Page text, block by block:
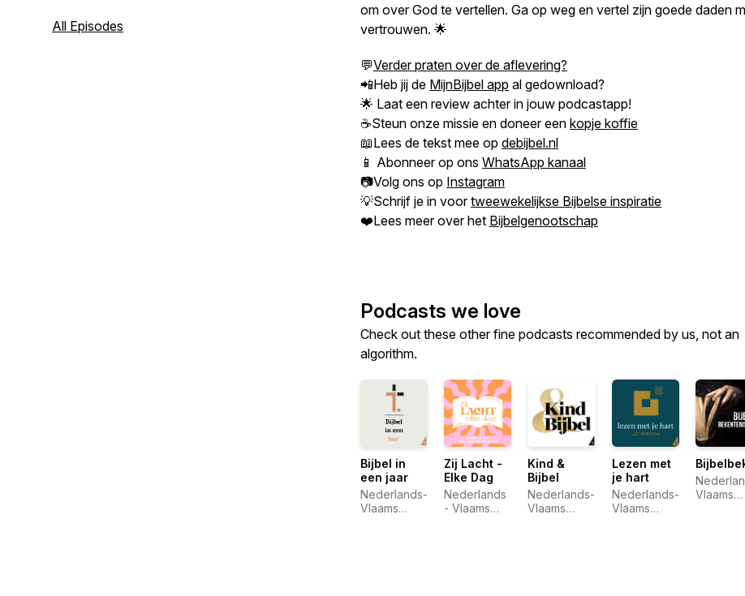
de Bijbel echt dichtbij!
All Episodes
om over God te vertellen. Ga op weg en vertel zijn goede daden
vertrouwen. 🌟
💬Verder praten over de aflevering?
📲Heb jij de MijnBijbel app al gedownload?
🌟 Laat een review achter in jouw podcastapp!
☕Steun onze missie en doneer een kopje koffie
📖Lees de tekst mee op debijbel.nl
📱 Abonneer op ons WhatsApp kanaal
📷Volg ons op Instagram
💡Schrijf je in voortweewekelijkse Bijbelse inspiratie
❤️Lees meer over het Bijbelgenootschap
Podcasts we love
Check out these other fine podcasts recommended by us, not an
algorithm.
Bijbel in
een jaar
Nederlands-
Vlaams
Zij Lacht -
Elke Dag
Nederlands
- Vlaams
Kind &
Bijbel
Nederlands-
Vlaams
Lezen met
je hart
Nederlands-
Vlaams
Vlaams